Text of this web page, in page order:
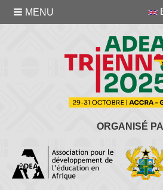
ORGANISÉ
MENU